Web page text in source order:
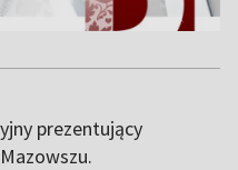
prezentujący